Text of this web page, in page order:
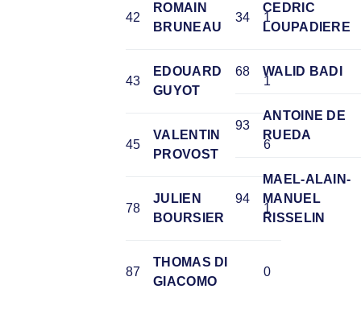
42
ROMAIN
BRUNEAU
1
43
EDOUARD
GUYOT
1
45
VALENTIN
PROVOST
6
78
JULIEN
BOURSIER
1
87
THOMAS DI
GIACOMO
0
34
CEDRIC
LOUPADIERE
68 WALID BADI
93
ANTOINE DE
RUEDA
94
MAEL-ALAIN-
MANUEL
RISSELIN